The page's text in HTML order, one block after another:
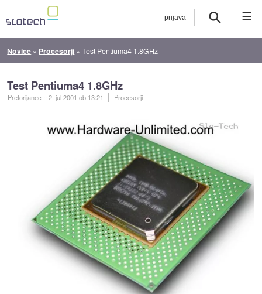
☰
Novice » Procesorji »Test Pentiuma4 1.8GHz
Test Pentiuma4 1.8GHz
Pretorijanec ::2. jul 2001 ob 13:21 Procesorji